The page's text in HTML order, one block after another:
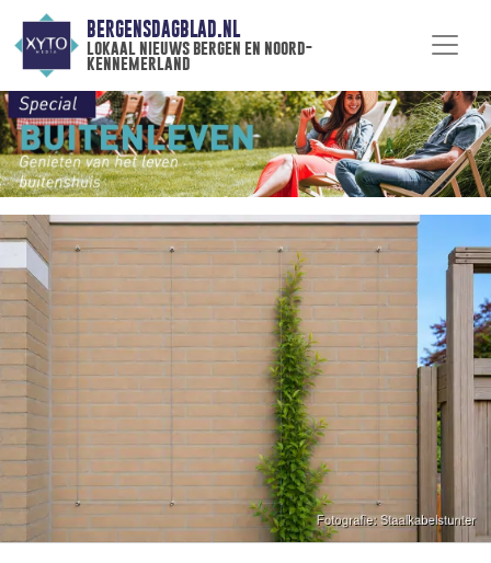
BERGENSDAGBLAD.NL
lokaal nieuws bergen en noord-
kennemerland